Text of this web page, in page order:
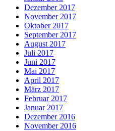
Dezember 2017
November 2017
Oktober 2017
September 2017
August 2017
Juli 2017
Juni 2017
Mai 2017
April 2017
März 2017
Februar 2017
Januar 2017
Dezember 2016
November 2016